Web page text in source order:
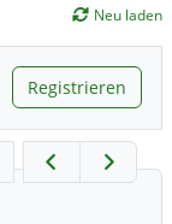
Neu laden
Registrieren